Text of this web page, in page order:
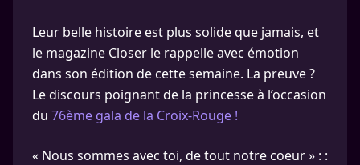
Leur belle histoire est plus solide que jamais, et
le magazine Closer le rappelle avec émotion
dans son édition de cette semaine. La preuve ?
Le discours poignant de la princesse à l’occasion
du 76ème gala de la Croix-Rouge !
« Nous sommes avec toi, de tout notre coeur » : :